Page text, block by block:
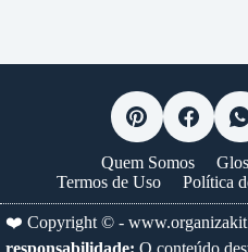
Quem Somos
Termos de Uso
Política
❤️ Copyright © -